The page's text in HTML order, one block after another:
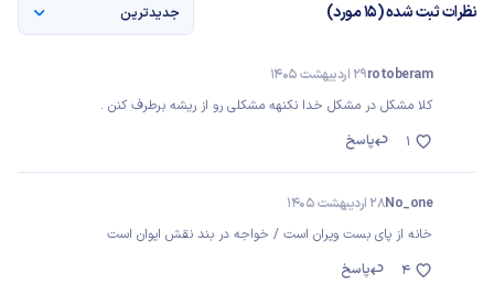
نظرات ثبت شده (15 مورد) جدیدترین
rotoberam29 اردیبهشت 1405
کلا مشکل در مشکل خدا نکنهه مشکلی رو از ریشه برطرف کنن .
پاسخ
1
No_one28 اردیبهشت 1405
خانه از پای بست ویران است / خواجه در بند نقش ایوان است
پاسخ
4